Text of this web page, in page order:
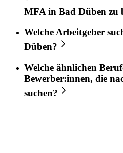
MFA in Bad Düben zu
Welche Arbeitgeber
Düben?
Welche ähnlichen
Bewerber:innen, die
suchen?